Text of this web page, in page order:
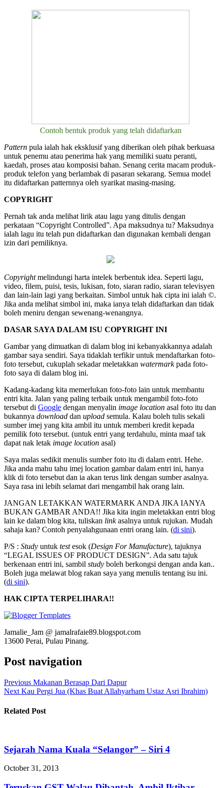
Contoh bentuk produk yang telah didaftarkan
Pattern pula ialah hak eksklusif yang diberikan oleh pihak berkuasa
untuk penemu atau penerima hak yang memiliki suatu peranti,
kaedah, proses atau komposisi bahan. Senang cerita macam produk-
produk telefon yang berlambak di pasaran sekarang. Semua model
itu didaftarkan patternnya oleh syarikat masing-masing.
COPYRIGHT
Pernah tak anda melihat lirik atau lagu yang ditulis dengan
perkataan “Copyright Controlled”. Apa maksudnya tu? Maksudnya
ialah lagu itu telah pun didaftarkan dan digunakan kembali dengan
izin dari pemiliknya.
Copyrightmelindungi harta intelek berbentuk idea. Seperti lagu,
video, filem, puisi, tesis, lukisan, foto, siaran radio, siaran televisyen
dan lain-lain lagi yang berkaitan. Simbol untuk hak cipta ini ialah ©.
Jika anda melihat simbol ini, maka ianya telah didaftarkan dan tidak
boleh meniru dengan sewenang-wenangnya.
DASAR SAYA DALAM ISU COPYRIGHT INI
Gambar yang dimuatkan di dalam blog ini kebanyakkannya adalah
gambar saya sendiri. Saya tidaklah terfikir untuk mendaftarkan foto-
foto tersebut, cukuplah sekadar meletakkan watermarkpada foto-
foto saya di dalam blog ini.
Kadang-kadang kita memerlukan foto-foto lain untuk membantu
entri kita. Jalan yang paling terbaik untuk mengambil foto-foto
tersebut di Google dengan menyalin image location asal foto itu dan
bukannya download dan upload semula. Kalau boleh tulis sekali
sumber imej yang kita ambil itu untuk memberi kredit kepada
pemilik foto tersebut. (untuk entri yang terdahulu, minta maaf tak
dapat nak letak image location asal)
Saya malas sedikit menulis sumber foto itu di dalam entri. Hehe.
Jika anda mahu tahu imej location gambar dalam entri ini, hanya
klik di foto tersebut dan ia akan terus link dengan sumber asalnya.
Saya rasa ini lebih selamat dari mengambil hak orang lain.
JANGAN LETAKKAN WATERMARK ANDA JIKA IANYA
BUKAN GAMBAR ANDA!! Jika kita ingin meletakkan entri blog
lain ke dalam blog kita, tuliskan linkasalnya untuk rujukan. Mudah
sahaja kan? Contoh penyalahgunaan entri orang lain. (di sini).
P/S : Study untuk testesok (Design For Manufacture), tajuknya
“LEGAL ISSUES OF PRODUCT DESIGN”. Ada satu tajuk
berkenaan entri ini, sambil study boleh berkongsi dengan anda kan..
Boleh juga melawat blog rakan saya yang menulis tentang isu ini.
(di sini).
HAK CIPTA TERPELIHARA!!
Jamalie_Jam @ jamalrafaie89.blogspot.com
13600 Perai, Pulau Pinang.
Post navigation
Previous Makanan Berasap Dari Dapur
Next Kau Pergi Jua (Khas Buat Allahyarham Ustaz Asri Ibrahim)
Related Post
Sejarah Nama Kuala “Selangor” – Siri 4
October 31, 2013